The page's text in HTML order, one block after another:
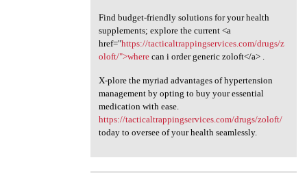
Find budget-friendly solutions for your health
supplements; explore the current <a
href="https://tacticaltrappingservices.com/drugs/z
oloft/">wherecan i order generic zoloft</a> .
X-plore the myriad advantages of hypertension
management by opting to buy your essential
medication with ease.
https://tacticaltrappingservices.com/drugs/zoloft/
today to oversee of your health seamlessly.